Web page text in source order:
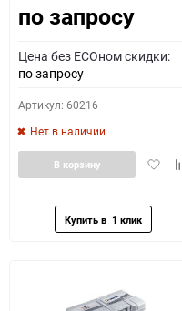
по запросу
Цена без ECOном скидки:
по запросу
Артикул: 60216
Нет в наличии
В корзину